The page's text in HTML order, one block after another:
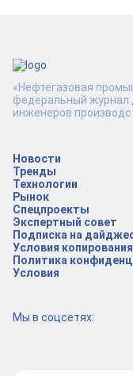
Новости
Тренды
Технологии
Рынок
Спецпроекты
Экспертный совет
Подписка на
Условия
Политика
Условия
Мы в соцсетях:
«Нефтегазовая
федеральный журнал
инженеров